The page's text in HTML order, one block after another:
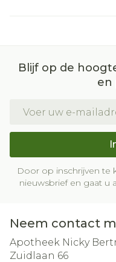
Blijf op de
en
Door op inschrijven te
nieuwsbrief en gaat u
Neem contact
Apotheek Nicky
Zuidlaan 66